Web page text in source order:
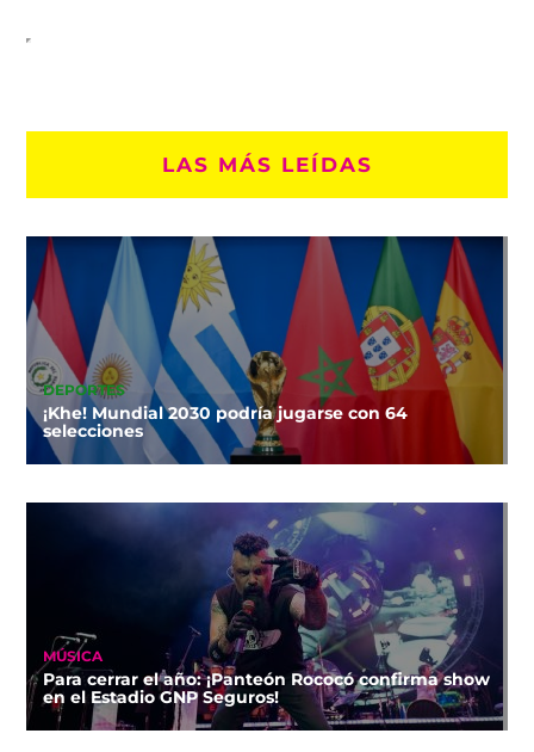
LAS MÁS LEÍDAS
DEPORTES
¡Khe! Mundial 2030 podría jugarse con 64
selecciones
MÚSICA
Para cerrar el año: ¡Panteón Rococó confirma show
en el Estadio GNP Seguros!